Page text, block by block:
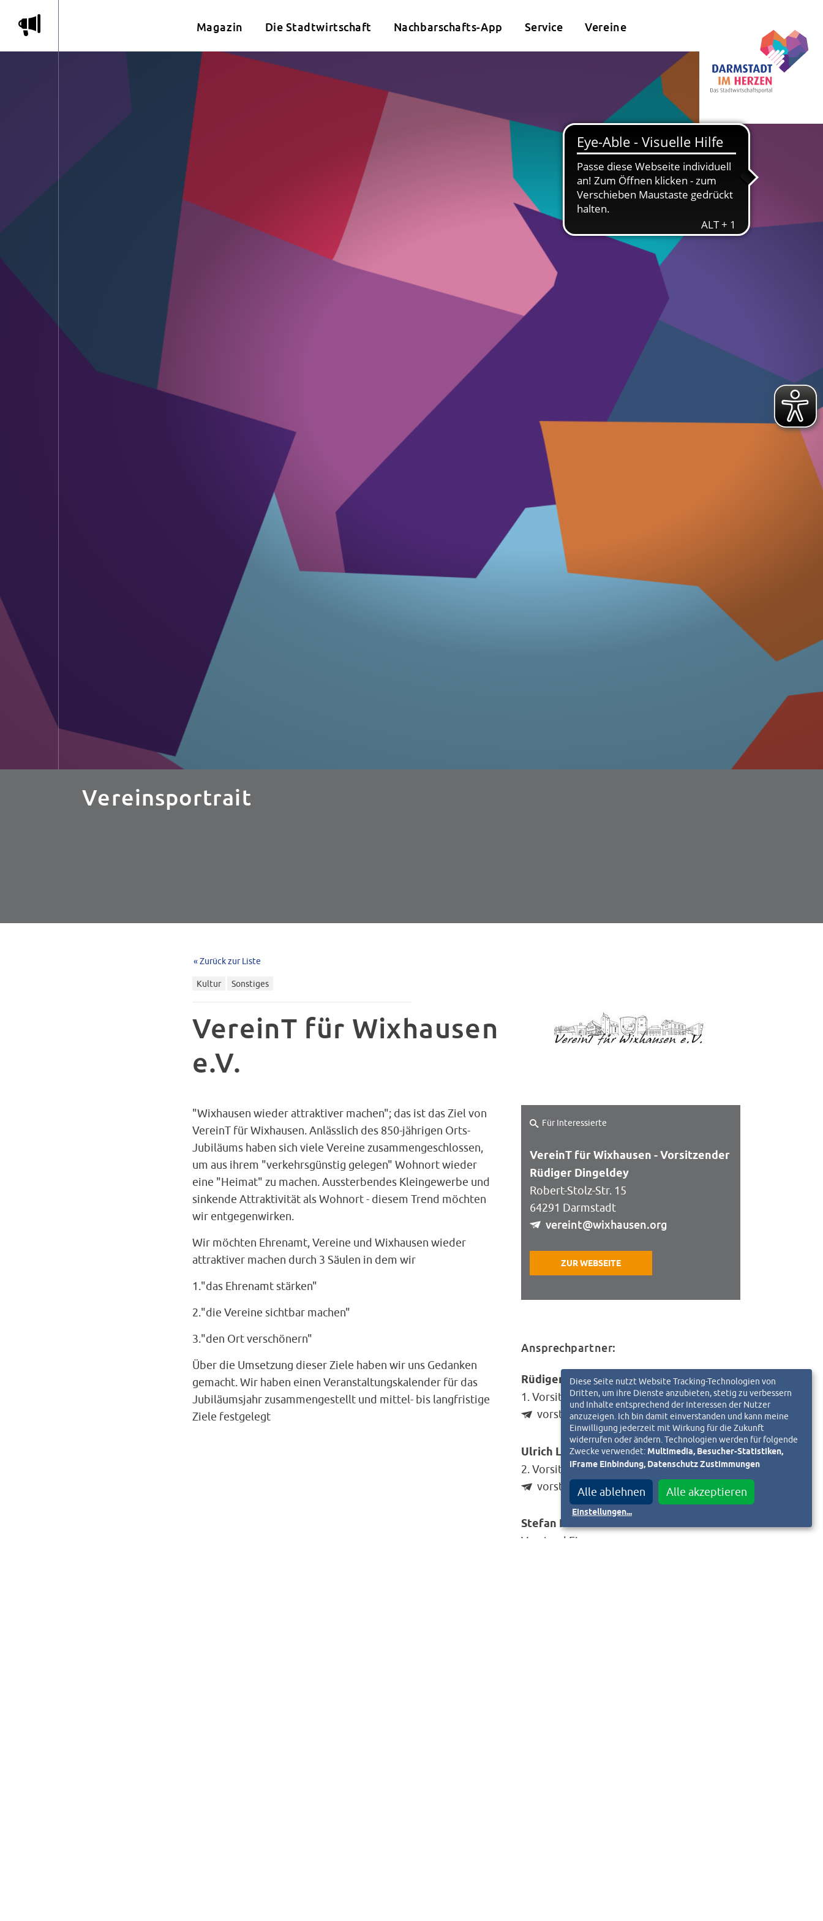
m Magazin Die Stadtwirtschaft Nachbarschafts-App Service Vereine
Vereinsportrait
« Zurück zur Liste
Kultur Sonstiges
VereinT für Wixhausen
e.V.
"Wixhausen wieder attraktiver machen"; das ist das Ziel von
VereinT für Wixhausen. Anlässlich des 850-jährigen Orts-
Jubiläums haben sich viele Vereine zusammengeschlossen,
um aus ihrem "verkehrsgünstig gelegen" Wohnort wieder
eine "Heimat" zu machen. Aussterbendes Kleingewerbe und
sinkende Attraktivität als Wohnort - diesem Trend möchten
wir entgegenwirken.
Wir möchten Ehrenamt, Vereine und Wixhausen wieder
attraktiver machen durch 3 Säulen in dem wir
1."das Ehrenamt stärken"
2."die Vereine sichtbar machen"
3."den Ort verschönern"
Über die Umsetzung dieser Ziele haben wir uns Gedanken
gemacht. Wir haben einen Veranstaltungskalender für das
Jubiläumsjahr zusammengestellt und mittel- bis langfristige
Ziele festgelegt
Für Interessierte
VereinT für Wixhausen - Vorsitzender
Rüdiger Dingeldey
Robert-Stolz-Str. 15
64291 Darmstadt
vereint@wixhausen.org
ZUR WEBSEITE
Ansprechpartner:
Rüdiger Dingeldey
1. Vorsitzender
vorstand.vereint@wixhausen.org
Ulrich Laumann
2. Vorsitzender
vorstand2.vereint@wixhausen.org
Stefan Pistorius
Vorstand Finanzen
Diese Seite nutzt Website Tracking-Technologien von
Dritten, um ihre Dienste anzubieten, stetig zu verbessern
und Inhalte entsprechend der Interessen der Nutzer
anzuzeigen. Ich bin damit einverstanden und kann meine
Einwilligung jederzeit mit Wirkung für die Zukunft
widerrufen oder ändern. Technologien werden für folgende
Zwecke verwendet:Multimedia, Besucher-Statistiken,
iFrame Einbindung, Datenschutz Zustimmungen
Alle ablehnen Alle akzeptieren
Einstellungen...